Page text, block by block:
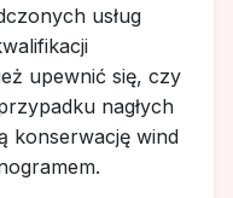
usług
upewnić się, czy
nagłych
konserwację wind